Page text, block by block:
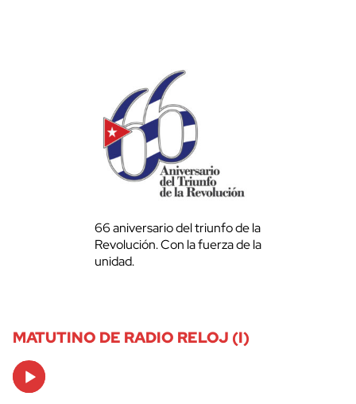
66 aniversario del triunfo de la
Revolución. Con la fuerza de la
unidad.
MATUTINO DE RADIO RELOJ (I)
Audio
Player